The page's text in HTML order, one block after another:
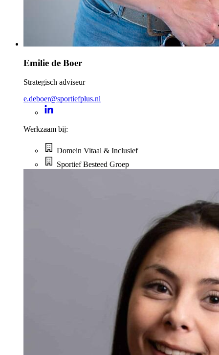
Emilie de Boer
Strategisch adviseur
e.deboer@sportiefplus.nl
Werkzaam bij:
Domein Vitaal & Inclusief
Sportief Besteed Groep